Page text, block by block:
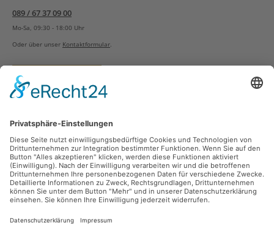
089 / 67 37 09 00
Mo-Sa, 09:30 - 18:00 Uhr
Oder über unser Kontaktformular.
Vertrag widerrufen
Zahlungsarten
Sicher Einkaufen
Ladengeschäft
Newsletter